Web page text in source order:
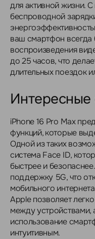
для активной жизни.
беспроводной
ваш смартфон всегда
воспроизведения
до 25 часов, что
длительных поездок
iPhone 16 Pro Max
функций, которые
Одной из таких
система Face ID,
быстрее и
поддержку 5G, что
мобильного
Apple позволяет
между устройствами,
использование
интуитивным.